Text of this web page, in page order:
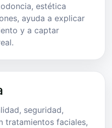
estética
ayuda a explicar
y a captar
seguridad,
tratamientos faciales,